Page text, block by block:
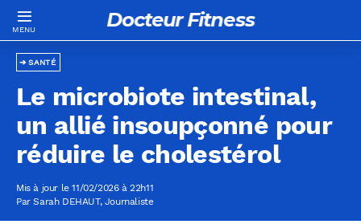
Docteur Fitness
SANTÉ
Le microbiote intestinal,
un allié insoupçonné pour
réduire le cholestérol
Mis à jour le 11/02/2026 à 22h11
ParSarah DEHAUT, Journaliste